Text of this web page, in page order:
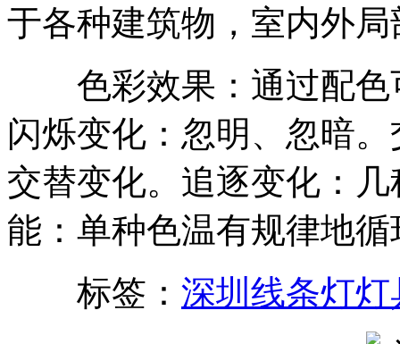
于各种建筑物，室内外
色彩效果：通过配色
闪烁变化：忽明、忽暗
交替变化。追逐变化：
能：单种色温有规律地
标签： 深圳线条灯灯